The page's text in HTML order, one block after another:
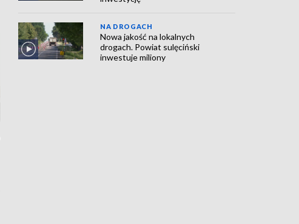
NA DROGACH
Nowa jakość na lokalnych
drogach. Powiat sulęciński
inwestuje miliony